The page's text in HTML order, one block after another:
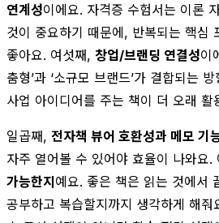
연계성이에요. 자격증 수험서는 이론
것이 중요하기 때문에, 반복되는 핵심
좋아요. 여섯째, 창업/브랜딩 연결성이
춤형’과 ‘소규모 브랜드’가 결합되는
사업 아이디어를 주는 책이 더 오래 활
일곱째, 전자책 뷰어 호환성과 메모 기
자주 열어볼 수 있어야 효율이 나와요.
가능한지예요. 좋은 책은 읽는 것에서
공부하고 복습할지까지 생각하게 해